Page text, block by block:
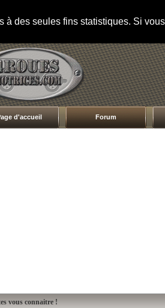
à des seules fins statistiques. Si
d'accueil Forum
vous connaitre !